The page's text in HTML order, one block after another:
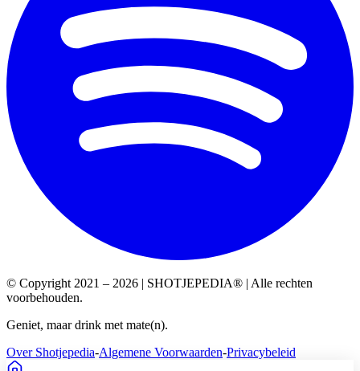
© Copyright 2021 – 2026 | SHOTJEPEDIA® | Alle rechten
voorbehouden.
Geniet, maar drink met mate(n).
Over Shotjepedia-Algemene Voorwaarden-Privacybeleid